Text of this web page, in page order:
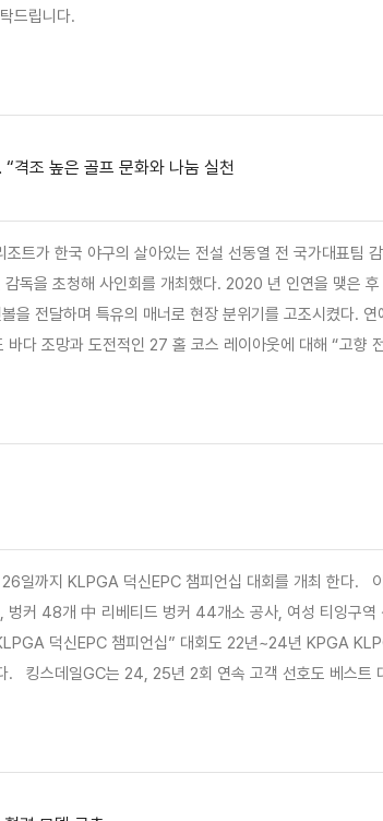
드립니다.
격조 높은 골프 문화와 나눔 실천
트가 한국 야구의 살아있는 전설 선동열 전 국가대표팀
독을 초청해 사인회를 개최했다. 2020 년 인연을 맺은
전달하며 특유의 매너로 현장 분위기를 고조시켰다. 연
다 조망과 도전적인 27 홀 코스 레이아웃에 대해 “고향
EPC 챔피언십 대회를 개최 한다. 이번 대회 준비를 위해 그린 3개소
커 48개 中 리베티드 벙커 44개소 공사, 여성 티잉구역
경